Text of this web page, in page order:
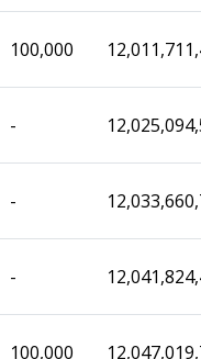
100,000
-
-
-
100,000